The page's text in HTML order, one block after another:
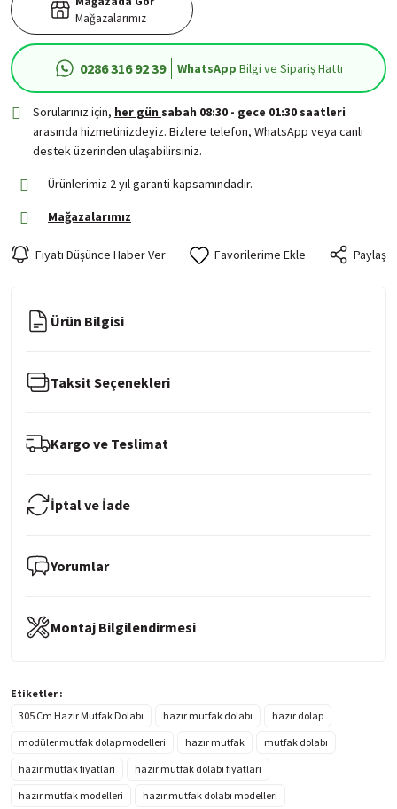
Mağazalarımız
0286 316 92 39 WhatsApp Bilgi ve Sipariş Hattı
Sorularınız için, her gün sabah 08:30 - gece 01:30 saatleri
arasında hizmetinizdeyiz. Bizlere telefon, WhatsApp veya canlı
destek üzerinden ulaşabilirsiniz.
Ürünlerimiz 2 yıl garanti kapsamındadır.
Mağazalarımız
Fiyatı Düşünce Haber Ver Paylaş
Ürün Bilgisi
Taksit Seçenekleri
Kargo ve Teslimat
İptal ve İade
Yorumlar
Montaj Bilgilendirmesi
Etiketler :
305 Cm Hazır Mutfak Dolabı
hazır mutfak dolabı
hazır dolap
modüler mutfak dolap modelleri
hazır mutfak
mutfak dolabı
hazır mutfak fiyatları
hazır mutfak dolabı fiyatları
hazır mutfak modelleri
hazır mutfak dolabı modelleri